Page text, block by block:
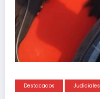
Destacados Judiciales